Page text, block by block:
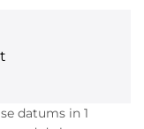
datums in 1